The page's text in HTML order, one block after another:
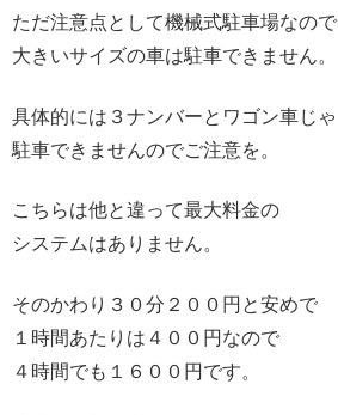
ただ注意点として機械式駐車場なので
大きいサイズの車は駐車できません。
具体的には３ナンバーとワゴン車じゃ
駐車できませんのでご注意を。
こちらは他と違って最大料金の
システムはありません。
そのかわり３０分２００円と安めで
１時間あたりは４００円なので
４時間でも１６００円です。